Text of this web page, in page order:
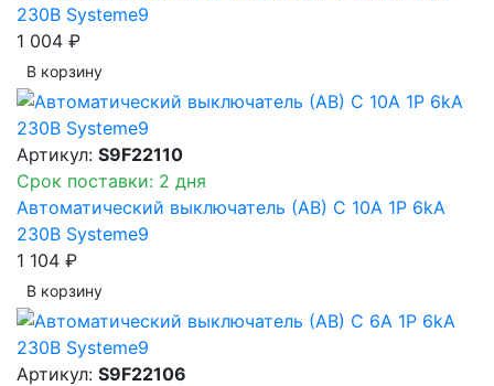
230В Systeme9
1 004 ₽
В корзинy
Артикул: S9F22110
Срок поставки: 2 дня
Автоматический выключатель (АВ) C 10A 1P 6kA
230В Systeme9
1 104 ₽
В корзинy
Артикул: S9F22106